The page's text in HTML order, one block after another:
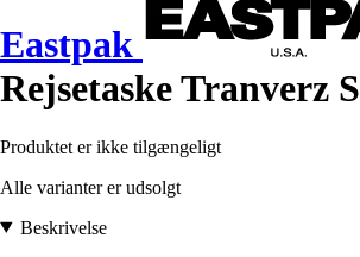
Eastpak
Rejsetaske Tranverz S
Produktet er ikke tilgængeligt
Alle varianter er udsolgt
Beskrivelse